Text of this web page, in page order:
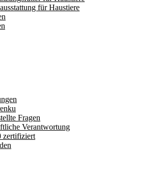
für Haustiere
Fragen
Verantwortung
zertifiziert